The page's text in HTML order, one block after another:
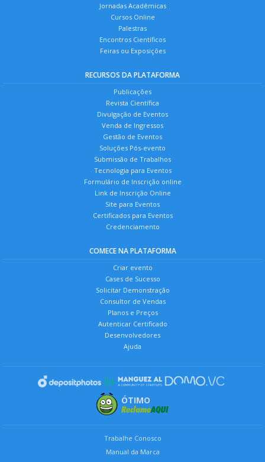
Jornadas Acadêmicas
Cursos Online
Palestras
Encontros Científicos
Feiras ou Exposições
RECURSOS DA PLATAFORMA
Publicações
Revista Científica
Divulgação de Eventos
Venda de Ingressos
Gestão de Eventos
Soluções Pós-evento
Submissão de Trabalhos
Tecnologia para Eventos
Formulário de Inscrição online
Link de Inscrição Online
Site para Eventos
Certificados para Eventos
Credenciamento
COMECE NA PLATAFORMA
Criar evento
Cases de Sucesso
Solicitar Demonstração
Consultor de Vendas
Planos e Preços
Autenticar Certificado
Desenvolvedores
Ajuda
ÓTIMO
Trabalhe Conosco
Manual da Marca